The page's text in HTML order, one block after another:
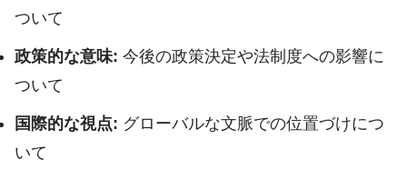
ついて
政策的な意味: 今後の政策決定や法制度への影響に
ついて
国際的な視点: グローバルな文脈での位置づけにつ
いて